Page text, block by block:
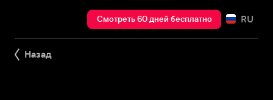
Смотреть 60 дней бесплатно RU
Назад